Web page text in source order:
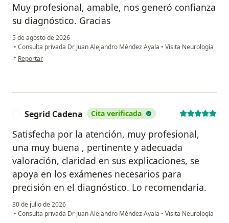
Muy profesional, amable, nos generó confianza
su diagnóstico. Gracias
5 de agosto de 2026
• Consulta privada Dr Juan Alejandro Méndez Ayala • Visita Neurología
• en opinión del usuario William López
Reportar
Segrid Cadena Cita verificada
Satisfecha por la atención, muy profesional,
una muy buena , pertinente y adecuada
valoración, claridad en sus explicaciones, se
apoya en los exámenes necesarios para
precisión en el diagnóstico. Lo recomendaría.
30 de julio de 2026
• Consulta privada Dr Juan Alejandro Méndez Ayala • Visita Neurología